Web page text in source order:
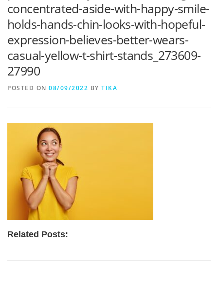
concentrated-aside-with-happy-smile-
holds-hands-chin-looks-with-hopeful-
expression-believes-better-wears-
casual-yellow-t-shirt-stands_273609-
27990
POSTED ON 08/09/2022 BY TIKA
Related Posts: